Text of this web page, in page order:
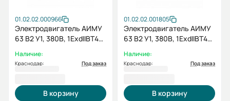
01.02.02.000966
Электродвигатель АИМУ
63 В2 У1, 380В, 1ExdIIBT4
Наличие:
Краснодар: Под заказ
В корзину
01.02.02.001805
Электродвигатель АИМУ
63 В2 У1, 380В, 1ExdIIBT4
Наличие:
Краснодар: Под заказ
В корзину